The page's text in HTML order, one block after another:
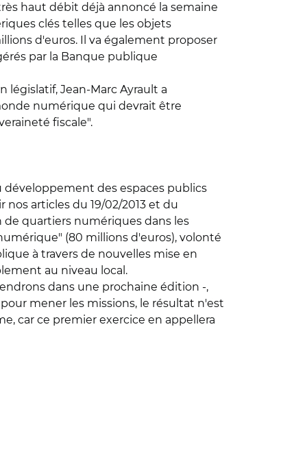
haut débit déjà annoncé la semaine
clés telles que les objets
d'euros. Il va également proposer
par la Banque publique
législatif, Jean-Marc Ayrault a
numérique qui devrait être
fiscale".
des espaces publics
articles du 19/02/2013 et du
de quartiers numériques dans les
(80 millions d'euros), volonté
à travers de nouvelles mise en
au niveau local.
dans une prochaine édition -,
mener les missions, le résultat n'est
car ce premier exercice en appellera